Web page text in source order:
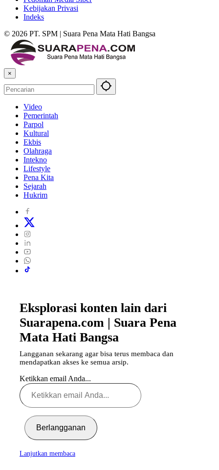
Kebijakan Privasi
Indeks
© 2026 PT. SPM | Suara Pena Mata Hati Bangsa
×
Video
Pemerintah
Parpol
Kultural
Ekbis
Olahraga
Intekno
Lifestyle
Pena Kita
Sejarah
Hukrim
Eksplorasi konten lain dari
Suarapena.com | Suara Pena
Mata Hati Bangsa
Langganan sekarang agar bisa terus membaca dan
mendapatkan akses ke semua arsip.
Ketikkan email Anda...
Berlangganan
Lanjutkan membaca